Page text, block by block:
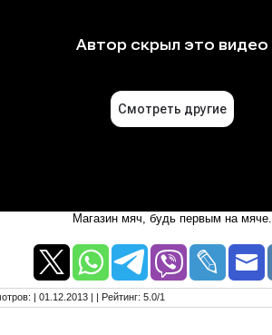
Магазин мяч, будь первым на мяче.
: | 01.12.2013 | | Рейтинг: 5.0/1